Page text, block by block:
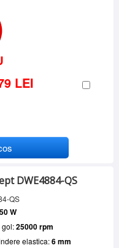
LEI
DWE4884-QS
QS
W
gol:25000 rpm
elastica:6 mm